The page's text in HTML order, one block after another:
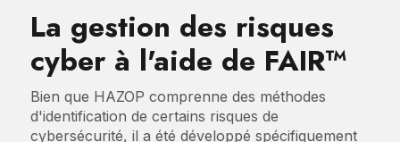
La gestion des risques
cyber à l'aide de FAIR™
Bien que HAZOP comprenne des méthodes
d'identification de certains risques de
cybersécurité, il a été développé spécifiquement